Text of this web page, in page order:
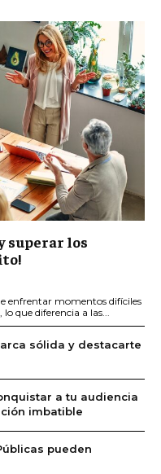
superar los
enfrentar momentos difíciles
que diferencia a las...
sólida y destacarte
a tu audiencia
imbatible
pueden